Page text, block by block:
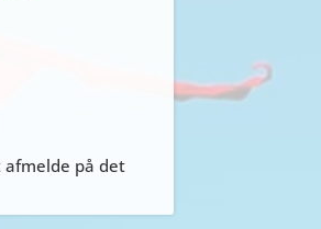
afmelde på det